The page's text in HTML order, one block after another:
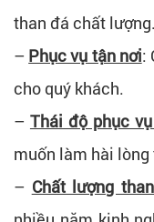
than đá chất lượng.
– Phục vụ tận nơi:
cho quý khách.
– Thái độ phục
muốn làm hài
– Chất lượng